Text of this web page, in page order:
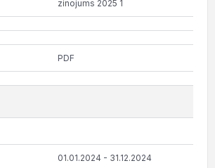
zinojums 2025 1
PDF
01.01.2024 - 31.12.2024